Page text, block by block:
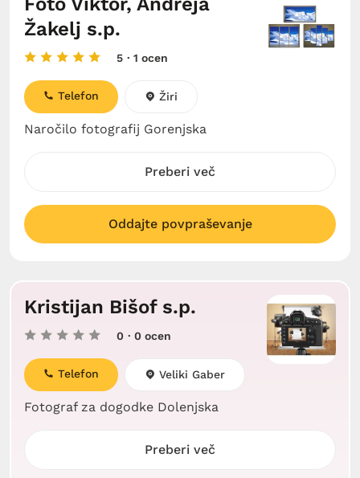
Žakelj s.p.
5 · 1 ocen
Naročilo fotografij Gorenjska
Telefon Žiri
Preberi več
Oddajte povpraševanje
Kristijan Bišof s.p.
0 · 0 ocen
Fotograf za dogodke Dolenjska
Telefon Veliki Gaber
Preberi več